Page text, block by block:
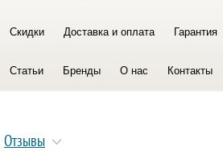
Скидки Доставка и оплата Гарантия
Статьи Бренды О нас Контакты
Отзывы